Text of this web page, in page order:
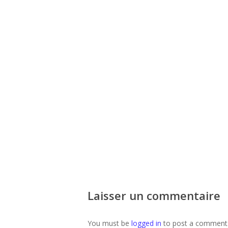
Laisser un commentaire
You must be logged in to post a